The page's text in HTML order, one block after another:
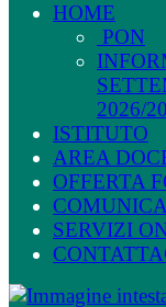
HOME
PON
2026/
ISTITUTO
AREA
OFFERTA
SERVIZI